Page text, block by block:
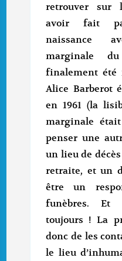
retrouver sur
avoir fait
naissance
marginale
finalement été
Alice Barberot
en 1961 (la
marginale
penser une
un lieu de
retraite, et un
être un
funèbres. Et
toujours ! La
donc de les
le lieu